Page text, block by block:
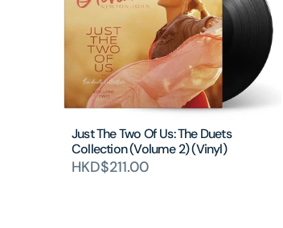
Just The Two Of Us: The Duets
Collection (Volume 2) (Vinyl)
HKD$211.00